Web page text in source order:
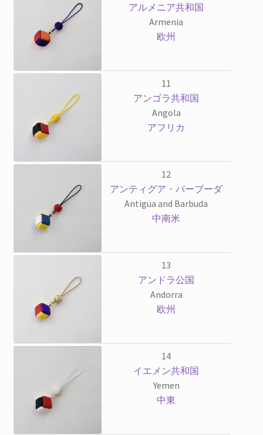
アルメニア共和国
Armenia
欧州
11
アンゴラ共和国
Angola
アフリカ
12
アンティグア・バーブーダ
Antigua and Barbuda
中南米
13
アンドラ公国
Andorra
欧州
14
イエメン共和国
Yemen
中東